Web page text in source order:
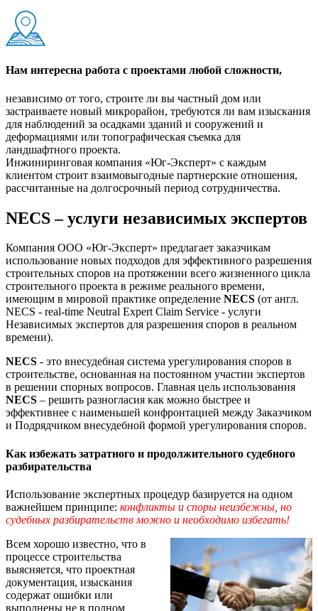
Нам интересна работа с проектами любой сложности,
независимо от того, строите ли вы частный дом или
застраиваете новый микрорайон, требуются ли вам изыскания
для наблюдений за осадками зданий и сооружений и
деформациями или топографическая съемка для
ландшафтного проекта.
Инжиниринговая компания «Юг-Эксперт» с каждым
клиентом строит взаимовыгодные партнерские отношения,
рассчитанные на долгосрочный период сотрудничества.
NECS – услуги независимых экспертов
Компания ООО «Юг-Эксперт» предлагает заказчикам
использование новых подходов для эффективного разрешения
строительных споров на протяжении всего жизненного цикла
строительного проекта в режиме реального времени,
имеющим в мировой практике определение NECS (от англ.
NECS - real-time Neutral Expert Claim Service - услуги
Независимых экспертов для разрешения споров в реальном
времени).
NECS - это внесудебная система урегулирования споров в
строительстве, основанная на постоянном участии экспертов
в решении спорных вопросов. Главная цель использования
NECS – решить разногласия как можно быстрее и
эффективнее с наименьшей конфронтацией между Заказчиком
и Подрядчиком внесудебной формой урегулирования споров.
Как избежать затратного и продолжительного судебного
разбирательства
Использование экспертных процедур базируется на одном
важнейшем принципе: конфликты и споры неизбежны, но
судебных разбирательств можно и необходимо избегать!
Всем хорошо известно, что в
процессе строительства
выясняется, что проектная
документация, изыскания
содержат ошибки или
выполнены не в полном